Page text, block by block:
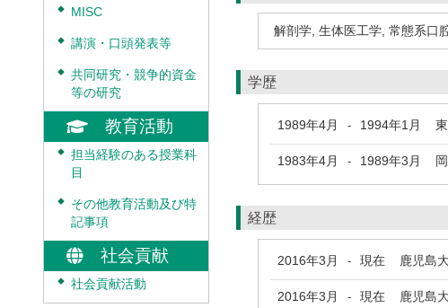
◆ MISC
◆ 講演・口頭発表等
◆
共同研究・競争的資金
等の研究
教育活動
◆
担当経験のある授業科
目
◆
その他教育活動及び特
記事項
社会貢献
◆ 社会貢献活動
解剖学 生体医工学 常態系口
学歴
1989年4月 - 1994年1月 東
1983年4月 - 1989年3月 岡
経歴
2016年3月 - 現在 鹿児島大
2016年3月 - 現在 鹿児島